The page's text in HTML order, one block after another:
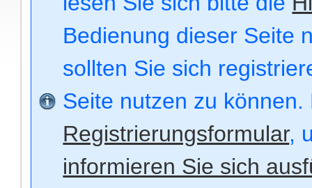
Bedienung dieser Seite
sollten Sie sich
Seite nutzen zu
Registrierungsformular,
informieren Sie sich